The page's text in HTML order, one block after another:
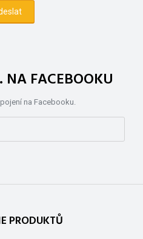
NA FACEBOOKU
na Facebooku.
PRODUKTŮ